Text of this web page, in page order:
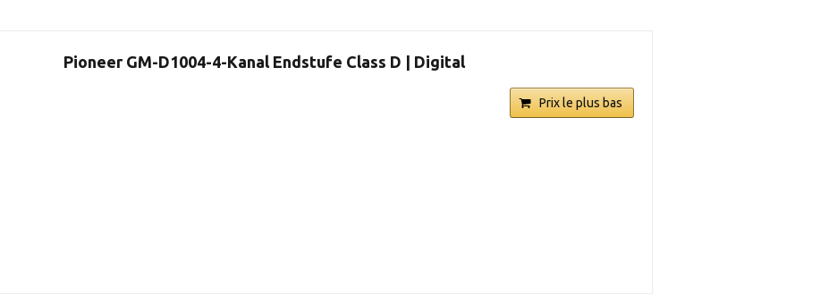
Pioneer GM-D1004-4-Kanal Endstufe Class D | Digital
Prix le plus bas